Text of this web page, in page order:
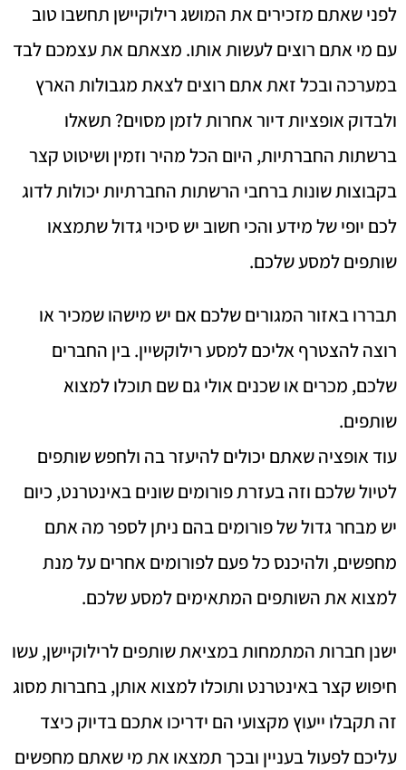
לפני שאתם מזכירים את המושג רילוקיישן תחשבו טוב
עם מי אתם רוצים לעשות אותו. מצאתם את עצמכם לבד
במערכה ובכל זאת אתם רוצים לצאת מגבולות הארץ
ולבדוק אופציות דיור אחרות לזמן מסוים? תשאלו
ברשתות החברתיות, היום הכל מהיר וזמין ושיטוט קצר
בקבוצות שונות ברחבי הרשתות החברתיות יכולות לדוג
לכם יופי של מידע והכי חשוב יש סיכוי גדול שתמצאו
שותפים למסע שלכם.
תבררו באזור המגורים שלכם אם יש מישהו שמכיר או
רוצה להצטרף אליכם למסע רילוקשיין. בין החברים
שלכם, מכרים או שכנים אולי גם שם תוכלו למצוא
שותפים.
עוד אופציה שאתם יכולים להיעזר בה ולחפש שותפים
לטיול שלכם וזה בעזרת פורומים שונים באינטרנט, כיום
יש מבחר גדול של פורומים בהם ניתן לספר מה אתם
מחפשים, ולהיכנס כל פעם לפורומים אחרים על מנת
למצוא את השותפים המתאימים למסע שלכם.
ישנן חברות המתמחות במציאת שותפים לרילוקיישן, עשו
חיפוש קצר באינטרנט ותוכלו למצוא אותן, בחברות מסוג
זה תקבלו ייעוץ מקצועי הם ידריכו אתכם בדיוק כיצד
עליכם לפעול בעניין ובכך תמצאו את מי שאתם מחפשים